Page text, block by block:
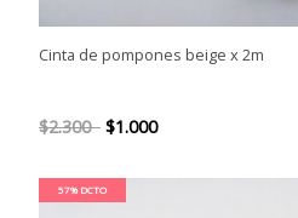
Cinta de pompones beige x 2m
$2.300 $1.000
57% DCTO